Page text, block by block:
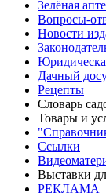
Зелёная
Вопросы-
Новости
Дачный
Рецепты
Словарь
Товары и
Ссылки
Выставки
РЕКЛАМА